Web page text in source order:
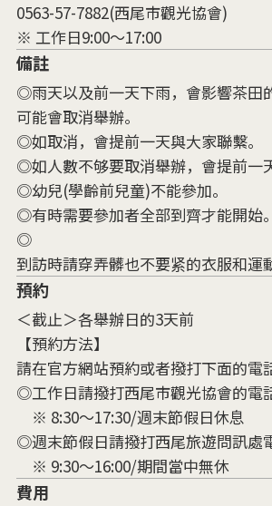
0563-57-7882(西尾市觀光協會)
※ 工作日9:00～17:00
備註
◎雨天以及前一天下雨，會影響茶田
可能會取消舉辦。
◎如取消，會提前一天與大家聯繫。
◎如人數不够要取消舉辦，會提前一
◎幼兒(學齡前兒童)不能參加。
◎有時需要參加者全部到齊才能開始。
◎
到訪時請穿弄髒也不要紧的衣服和運
預約
＜截止＞各舉辦日的3天前
【預約方法】
請在官方網站預約或者撥打下面的電
◎工作日請撥打西尾市觀光協會的電
※ 8:30～17:30/週末節假日休息
◎週末節假日請撥打西尾旅遊問訊處
※ 9:30～16:00/期間當中無休
費用